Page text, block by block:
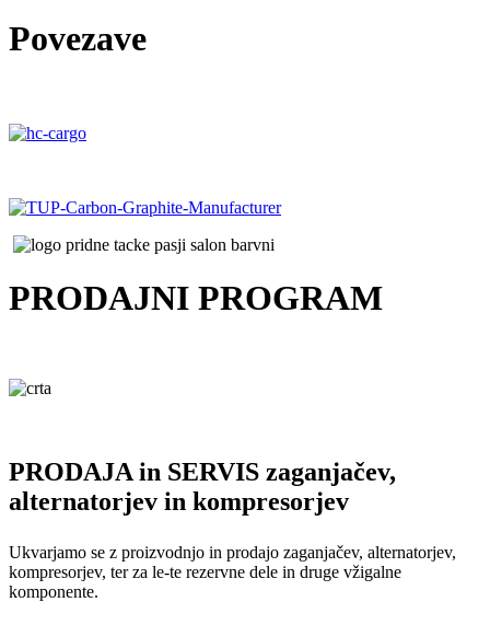
Povezave
PRODAJNI PROGRAM
PRODAJA in SERVIS zaganjačev,
alternatorjev in kompresorjev
Ukvarjamo se z proizvodnjo in prodajo zaganjačev, alternatorjev,
kompresorjev, ter za le-te rezervne dele in druge vžigalne
komponente.